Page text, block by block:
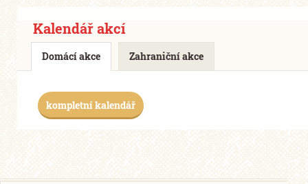
Kalendář akcí
Domácí akce Zahraniční akce
kompletní kalendář